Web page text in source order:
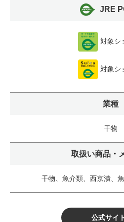
JRE
対象シ
対象シ
業種
干物
取扱い商品・
干物、魚介類、西京漬、
公式サイ